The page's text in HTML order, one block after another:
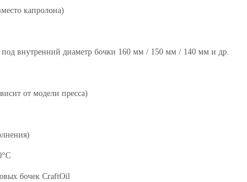
капролона)
внутренний диаметр бочки 160 мм / 150 мм / 140 мм и др.
от модели пресса)
бочек CraftOil